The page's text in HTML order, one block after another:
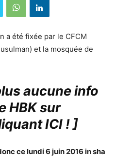
a été fixée par le CFCM
et la mosquée de
aucune info
HBK sur
ICI !]
ce lundi 6 juin 2016 in sha